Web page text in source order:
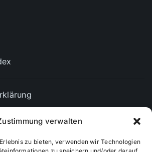
verwalten
zu bieten, verwenden wir Technologien